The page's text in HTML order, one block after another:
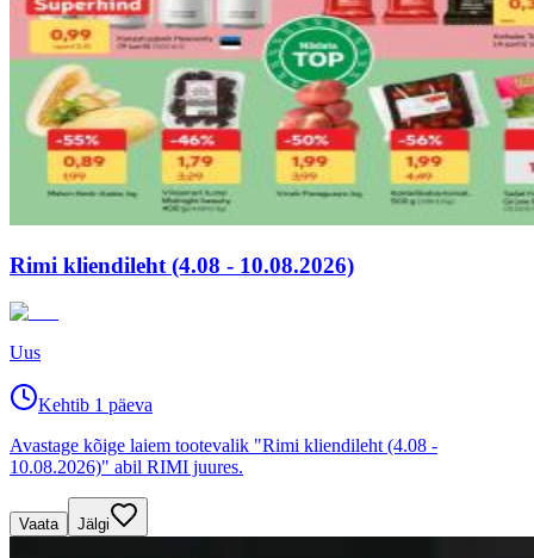
Rimi kliendileht (4.08 - 10.08.2026)
Uus
Kehtib 1 päeva
Avastage kõige laiem tootevalik "Rimi kliendileht (4.08 -
10.08.2026)" abil RIMI juures.
Vaata Jälgi